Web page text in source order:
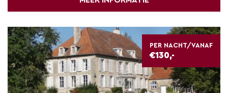
PER NACHT/VANAF
€130,-